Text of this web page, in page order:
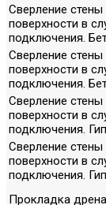
Сверление
поверхности в
подключения.
Сверление
поверхности в
подключения.
Сверление
поверхности в
подключения.
Сверление
поверхности в
подключения.
Прокладка